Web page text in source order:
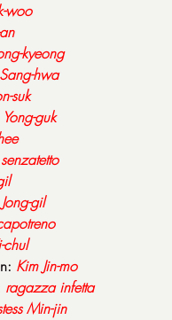
woo
kyeong
Sang-hwa
suk
Yong-guk
senzatetto
Jong-gil
chul
Kim Jin-mo
ragazza infetta
Min-jin